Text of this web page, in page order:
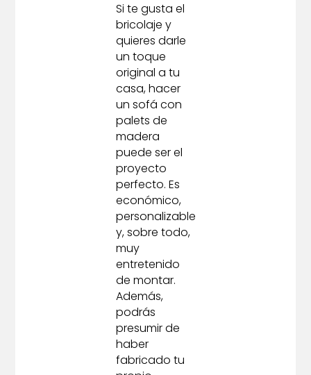
Si te gusta el
bricolaje y
quieres darle
un toque
original a tu
casa, hacer
un sofá con
palets de
madera
puede ser el
proyecto
perfecto. Es
económico,
personalizable
y, sobre todo,
muy
entretenido
de montar.
Además,
podrás
presumir de
haber
fabricado tu